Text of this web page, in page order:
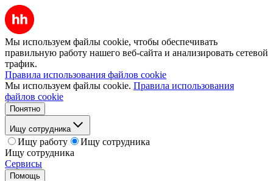
Мы используем файлы cookie, чтобы обеспечивать
правильную работу нашего веб-сайта и анализировать сетевой
трафик.
Правила использования файлов cookie
Мы используем файлы cookie. Правила использования
файлов cookie
Понятно
Ищу сотрудника
Ищу работу
Ищу сотрудника
Ищу сотрудника
Сервисы
Помощь